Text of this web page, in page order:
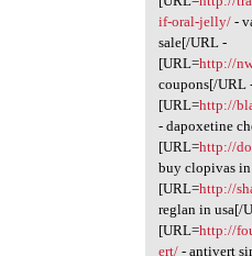
if-oral-jelly/-
sale[/URL -
[URL=http://
coupons[/URL
[URL=http://
- dapoxetine
[URL=http://
buy clopivas
[URL=http://
reglan in usa[/
[URL=http://
ert/- antivert